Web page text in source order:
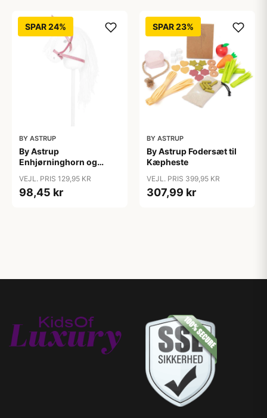
SPAR 24%
BY ASTRUP
By Astrup
Enhjørninghorn og
VEJL. PRIS 129,95 KR
98,45 kr
SPAR 23%
BY ASTRUP
By Astrup Fodersæt til
Kæpheste
VEJL. PRIS 399,95 KR
307,99 kr